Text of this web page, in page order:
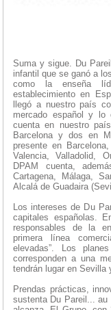
Suma y sigue. Du
infantil que se ganó a
como la enseña
establecimiento en
llegó a nuestro país
mercado español y lo
cuenta en nuestro
Barcelona y dos en
presente en
Valencia, Valladolid,
DPAM cuenta,
Cartagena, Málaga,
Alcalá de Guadaira
Los intereses de Du
capitales españolas.
responsables de la
primera línea
elevadas”. Los
corresponden a una
tendrán lugar en Sevilla
Prendas prácticas,
sustenta Du Pareil...